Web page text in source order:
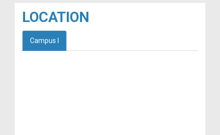
LOCATION
Campus I